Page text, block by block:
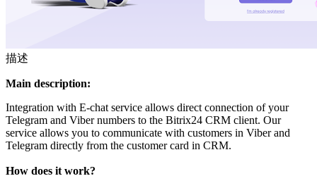
描述
Main description:
Integration with E-chat service allows direct connection of your
Telegram and Viber numbers to the Bitrix24 CRM client. Our
service allows you to communicate with customers in Viber and
Telegram directly from the customer card in CRM.
How does it work?